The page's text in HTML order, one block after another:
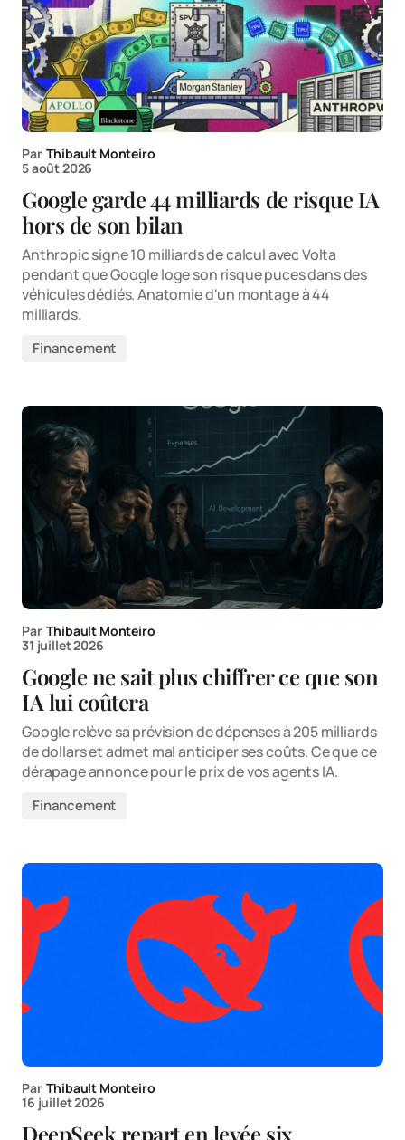
Par Thibault Monteiro
5 août 2026
Google garde 44 milliards de risque IA
hors de son bilan
Anthropic signe 10 milliards de calcul avec Volta
pendant que Google loge son risque puces dans des
véhicules dédiés. Anatomie d'un montage à 44
milliards.
Financement
Par Thibault Monteiro
31 juillet 2026
Google ne sait plus chiffrer ce que son
IA lui coûtera
Google relève sa prévision de dépenses à 205 milliards
de dollars et admet mal anticiper ses coûts. Ce que ce
dérapage annonce pour le prix de vos agents IA.
Financement
Par Thibault Monteiro
16 juillet 2026
DeepSeek repart en levée six